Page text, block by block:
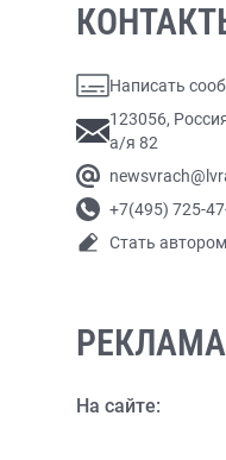
Написать
123056,
а/я 82
+7(495) 725-
Стать автором
РЕКЛАМА
На сайте: